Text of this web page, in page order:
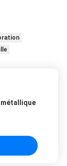
métallique